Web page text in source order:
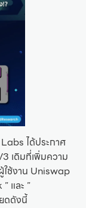
ได้ประกาศ
เดิมที่เพิ่มความ
ช้งาน Uniswap
และ ”
ดดังนี้